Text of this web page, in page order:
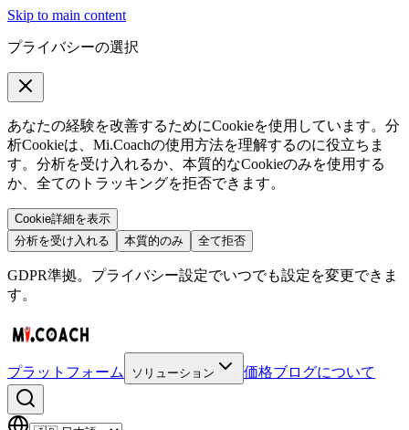
Skip to main content
プライバシーの選択
あなたの経験を改善するためにCookieを使用しています。分
析Cookieは、Mi.Coachの使用方法を理解するのに役立ちま
す。分析を受け入れるか、本質的なCookieのみを使用する
か、全てのトラッキングを拒否できます。
Cookie詳細を表示
分析を受け入れる
本質的のみ 全て拒否
GDPR準拠。プライバシー設定でいつでも設定を変更できま
す。
プラットフォーム ソリューション 価格ブログについて